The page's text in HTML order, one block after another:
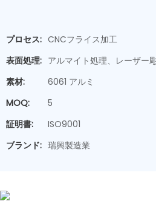
プロセス: CNCフライス加工
表面処理: アルマイト処理、レーザー
素材:
6061 アルミ
MOQ:
5
証明書:
ISO9001
ブランド: 瑞興製造業